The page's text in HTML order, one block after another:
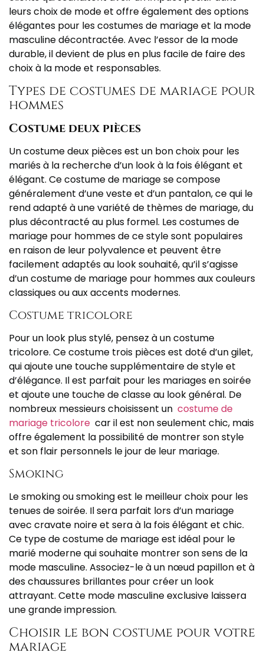
leurs choix de mode et offre également des options
élégantes pour les costumes de mariage et la mode
masculine décontractée. Avec l’essor de la mode
durable, il devient de plus en plus facile de faire des
choix à la mode et responsables.
Types de costumes de mariage pour
hommes
Costume deux pièces
Un costume deux pièces est un bon choix pour les
mariés à la recherche d’un look à la fois élégant et
élégant. Ce costume de mariage se compose
généralement d’une veste et d’un pantalon, ce qui le
rend adapté à une variété de thèmes de mariage, du
plus décontracté au plus formel. Les costumes de
mariage pour hommes de ce style sont populaires
en raison de leur polyvalence et peuvent être
facilement adaptés au look souhaité, qu’il s’agisse
d’un costume de mariage pour hommes aux couleurs
classiques ou aux accents modernes.
Costume tricolore
Pour un look plus stylé, pensez à un costume
tricolore. Ce costume trois pièces est doté d’un gilet,
qui ajoute une touche supplémentaire de style et
d’élégance. Il est parfait pour les mariages en soirée
et ajoute une touche de classe au look général. De
nombreux messieurs choisissent un costume de
mariage tricolore car il est non seulement chic, mais
offre également la possibilité de montrer son style
et son flair personnels le jour de leur mariage.
Smoking
Le smoking ou smoking est le meilleur choix pour les
tenues de soirée. Il sera parfait lors d’un mariage
avec cravate noire et sera à la fois élégant et chic.
Ce type de costume de mariage est idéal pour le
marié moderne qui souhaite montrer son sens de la
mode masculine. Associez-le à un nœud papillon et à
des chaussures brillantes pour créer un look
attrayant. Cette mode masculine exclusive laissera
une grande impression.
Choisir le bon costume pour votre
mariage